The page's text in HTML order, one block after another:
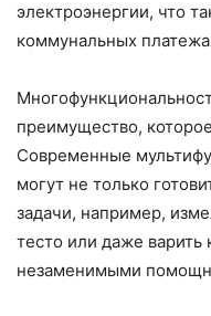
электроэнергии, что
коммунальных
преимущество,
Современные
могут не только
задачи, например,
тесто или даже варить
незаменимыми